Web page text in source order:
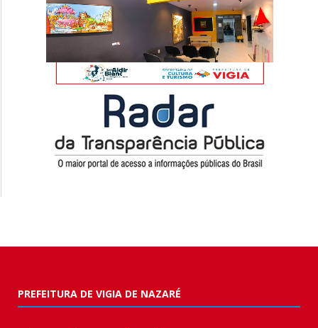
PREFEITURA DE VIGIA DE NAZARÉ